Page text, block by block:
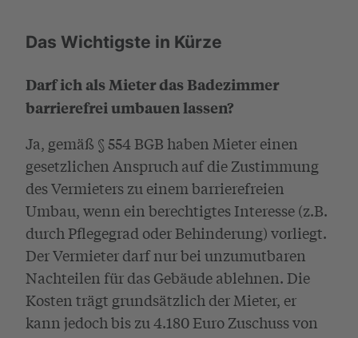
Das Wichtigste in Kürze
Darf ich als Mieter das Badezimmer
barrierefrei umbauen lassen?
Ja, gemäß § 554 BGB haben Mieter einen
gesetzlichen Anspruch auf die Zustimmung
des Vermieters zu einem barrierefreien
Umbau, wenn ein berechtigtes Interesse (z.B.
durch Pflegegrad oder Behinderung) vorliegt.
Der Vermieter darf nur bei unzumutbaren
Nachteilen für das Gebäude ablehnen. Die
Kosten trägt grundsätzlich der Mieter, er
kann jedoch bis zu 4.180 Euro Zuschuss von